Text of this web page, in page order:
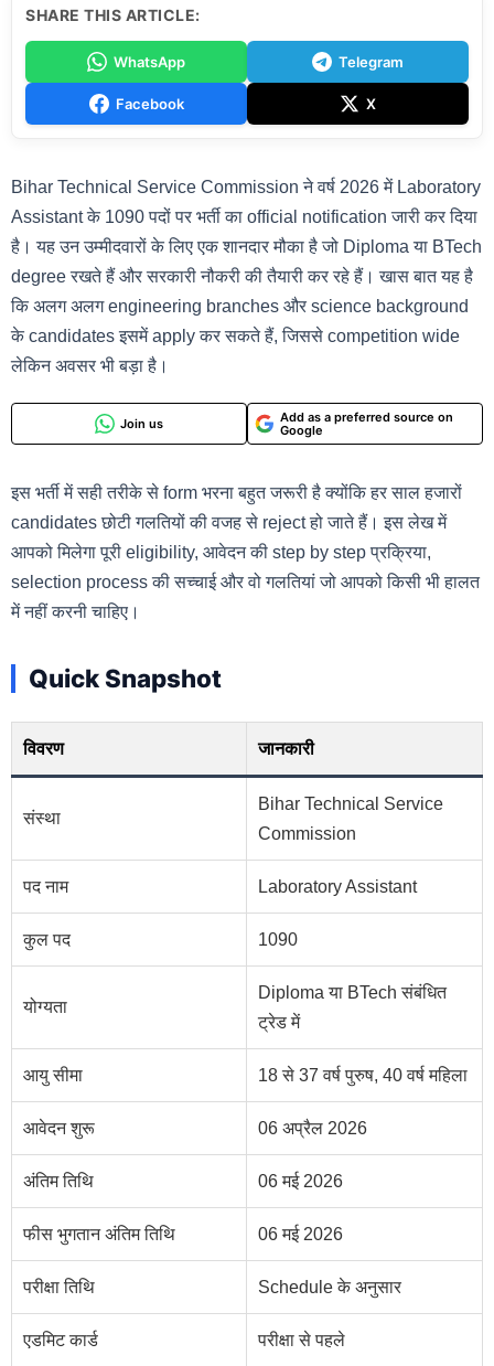
SHARE THIS ARTICLE:
WhatsApp Telegram
Facebook X
Bihar Technical Service Commission ने वर्ष 2026 में Laboratory
Assistant के 1090 पदों पर भर्ती का official notification जारी कर दिया
है। यह उन उम्मीदवारों के लिए एक शानदार मौका है जो Diploma या BTech
degree रखते हैं और सरकारी नौकरी की तैयारी कर रहे हैं। खास बात यह है
कि अलग अलग engineering branches और science background
के candidates इसमें apply कर सकते हैं, जिससे competition wide
लेकिन अवसर भी बड़ा है।
Join us
Add as a preferred source on
Google
इस भर्ती में सही तरीके से form भरना बहुत जरूरी है क्योंकि हर साल हजारों
candidates छोटी गलतियों की वजह से reject हो जाते हैं। इस लेख में
आपको मिलेगा पूरी eligibility, आवेदन की step by step प्रक्रिया,
selection process की सच्चाई और वो गलतियां जो आपको किसी भी हालत
में नहीं करनी चाहिए।
Quick Snapshot
विवरण जानकारी
संस्था
Bihar Technical Service
Commission
पद नाम Laboratory Assistant
कुल पद 1090
योग्यता
Diploma या BTech संबंधित
ट्रेड में
आयु सीमा 18 से 37 वर्ष पुरुष, 40 वर्ष महिला
आवेदन शुरू 06 अप्रैल 2026
अंतिम तिथि 06 मई 2026
फीस भुगतान अंतिम तिथि 06 मई 2026
परीक्षा तिथि Schedule के अनुसार
एडमिट कार्ड परीक्षा से पहले